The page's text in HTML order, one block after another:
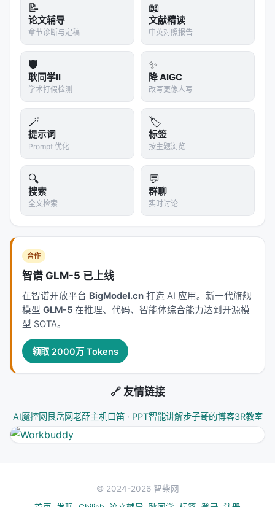
📝
论文辅导
章节诊断与定稿
📖
文献精读
中英对照报告
🛡️
耿同学II
学术打假检测
✨
降 AIGC
改写更像人写
🪄
提示词
Prompt 优化
🏷️
标签
按主题浏览
🔍
搜索
全文检索
💬
群聊
实时讨论
合作
智谱 GLM-5 已上线
在智谱开放平台 BigModel.cn 打造 AI 应用。新一代旗舰
模型 GLM-5 在推理、代码、智能体综合能力达到开源模
型 SOTA。
领取 2000万 Tokens
🔗 友情链接
AI魔控网 艮岳网老薛主机口笛 · PPT智能讲解步子哥的博客3R教室
© 2024-2026 智柴网